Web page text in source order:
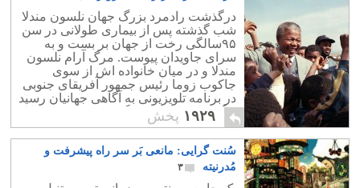
درگذشت رادمرد بزرگ جهان نلسون مندلا
شب گذشته پس از بیماری طولانی در سن
۹۵سالگی رخت از جهان بر بست و به
سرای جاویدان پیوست. مرگ آرام نلسون
مندلا و در میان خانواده اش از سوی
جاکوب زوما رئیس جمهور آفریقای جنوبی
در برنامه تلویزیونی به آگاهی جهانیان رسید
و گفت: "ملت ما بزرگترین فرزند خود را از
دست داد".
۱۹۲۹ پخش
سُنت گرایی: مانعی بَر سر راه پیشرفت و
مُدرنیته
۳